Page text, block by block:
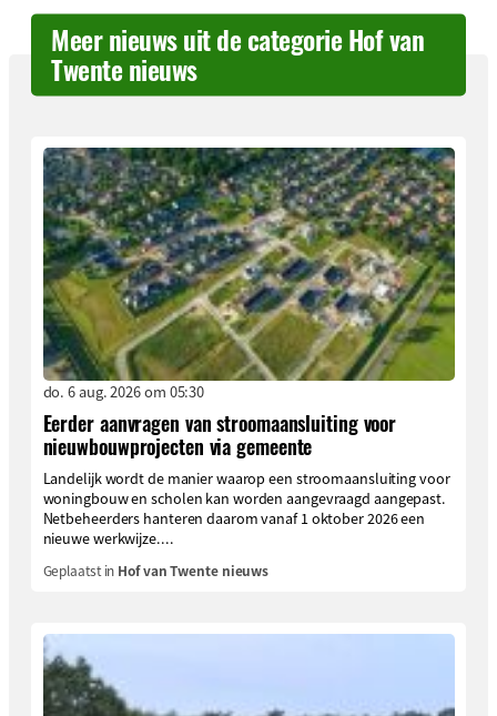
Meer nieuws uit de categorie Hof van
Twente nieuws
do. 6 aug. 2026 om 05:30
Eerder aanvragen van stroomaansluiting voor
nieuwbouwprojecten via gemeente
Landelijk wordt de manier waarop een stroomaansluiting voor
woningbouw en scholen kan worden aangevraagd aangepast.
Netbeheerders hanteren daarom vanaf 1 oktober 2026 een
nieuwe werkwijze....
Geplaatst in Hof van Twente nieuws